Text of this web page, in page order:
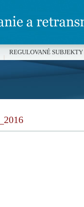
REGULOVANÉ SUBJEKTY